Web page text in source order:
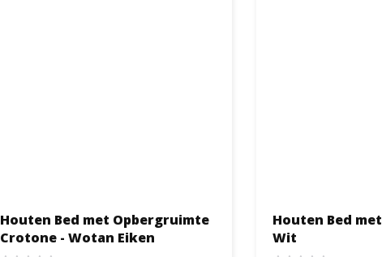
Houten Bed met Opbergruimte
Crotone - Wotan Eiken
Houten Bed
Wit